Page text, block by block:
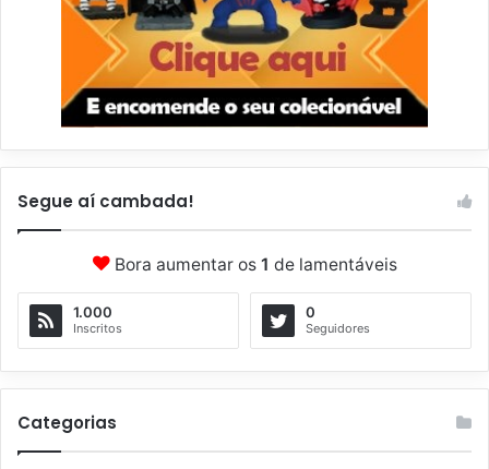
Segue aí cambada!
Bora aumentar os 1 de lamentáveis
1.000
Inscritos
0
Seguidores
Categorias